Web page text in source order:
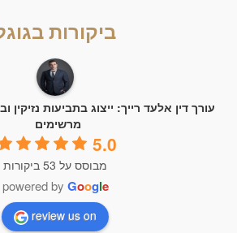
ביקורות בגוגל
דין אלעד רייך: ייצוג בתביעות נזיקין
מרשימים
מבוסס על 53 ביקורות
powered byGo
review us on